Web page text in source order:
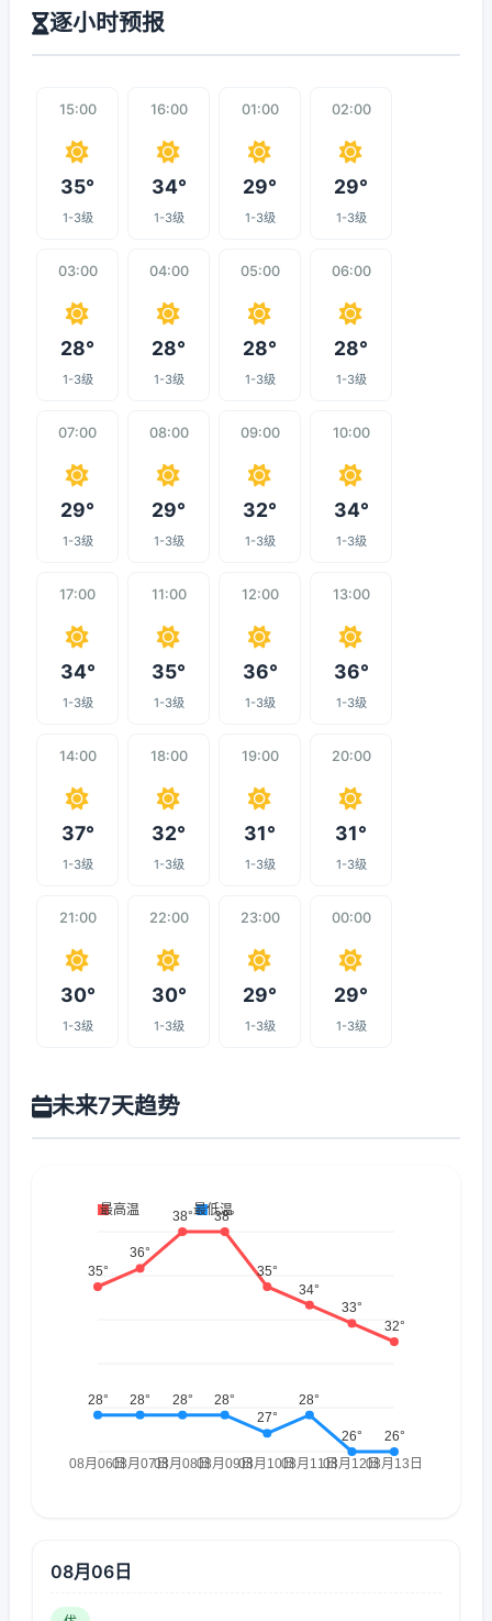
逐小时预报
15:00
35°
1-3级
16:00
34°
1-3级
01:00
29°
1-3级
02:00
29°
1-3级
03:00
28°
1-3级
04:00
28°
1-3级
05:00
28°
1-3级
06:00
28°
1-3级
07:00
29°
1-3级
08:00
29°
1-3级
09:00
32°
1-3级
10:00
34°
1-3级
17:00
34°
1-3级
11:00
35°
1-3级
12:00
36°
1-3级
13:00
36°
1-3级
14:00
37°
1-3级
18:00
32°
1-3级
19:00
31°
1-3级
20:00
31°
1-3级
21:00
30°
1-3级
22:00
30°
1-3级
23:00
29°
1-3级
00:00
29°
1-3级
未来7天趋势
08月06日